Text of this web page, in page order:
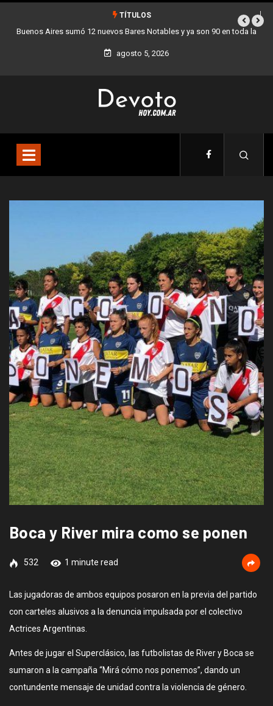
TÍTULOS
sumó 12 nuevos Bares Notables y ya son 90 en toda la
Los stands
agosto 5, 2026
Boca y River mira como se ponen
532 1 minute read
Las jugadoras de ambos equipos posaron en la previa del partido
con carteles alusivos a la denuncia impulsada por el colectivo
Actrices Argentinas.
Antes de jugar el Superclásico, las futbolistas de River y Boca se
sumaron a la campaña “Mirá cómo nos ponemos”, dando un
contundente mensaje de unidad contra la violencia de género.